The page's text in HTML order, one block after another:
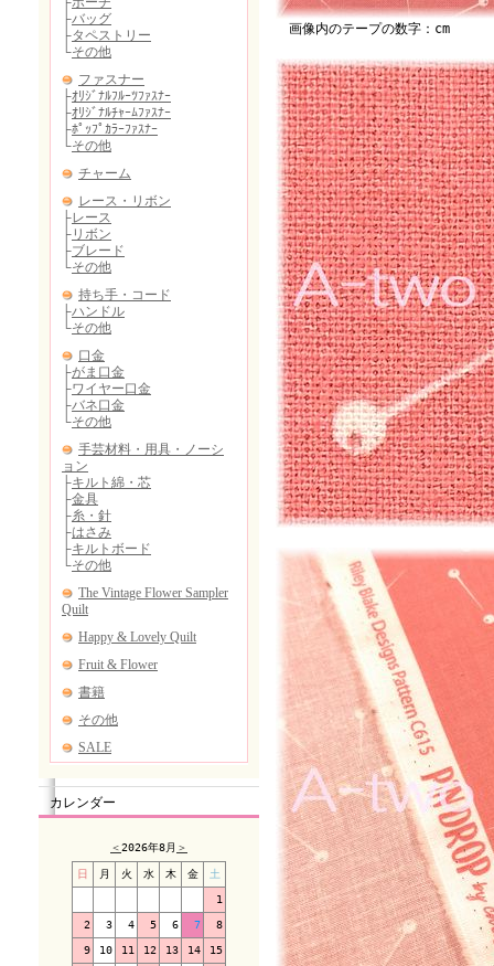
カレンダー
＜2026年8月 ＞
日 月 火 水 木 金 土
1
2 3 4 5 6 7 8
9 10 11 12 13 14 15
画像内のテープの数字：cm